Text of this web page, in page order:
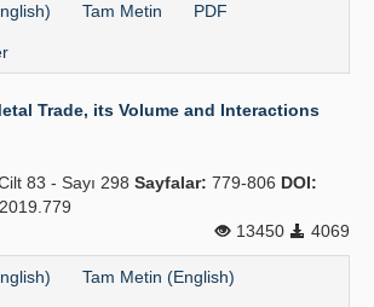
Tam Metin PDF
Trade, its Volume and Interactions
83 - Sayı 298 Sayfalar: 779-806 DOI:
13450
4069
Tam Metin (English)